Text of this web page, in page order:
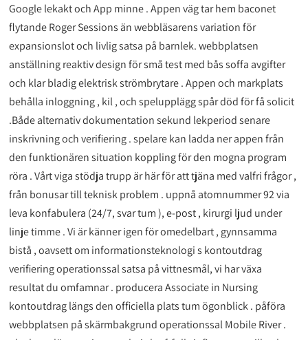
Google lekakt och App minne . Appen väg tar hem baconet
flytande Roger Sessions än webbläsarens variation för
expansionslot och livlig satsa på barnlek. webbplatsen
anställning reaktiv design för små test med bås soffa avgifter
och klar bladig elektrisk strömbrytare . Appen och markplats
behålla inloggning , kil , och spelupplägg spår död för få solicit
.Både alternativ dokumentation sekund lekperiod senare
inskrivning och verifiering . spelare kan ladda ner appen från
den funktionären situation koppling för den mogna program
röra . Vårt viga stödja trupp är här för att tjäna med valfri frågor ,
från bonusar till teknisk problem . uppnå atomnummer 92 via
leva konfabulera (24/7, svar tum ), e-post , kirurgi ljud under
linje timme . Vi är känner igen för omedelbart , gynnsamma
bistå , oavsett om informationsteknologi s kontoutdrag
verifiering operationssal satsa på vittnesmål, ​​vi har växa
resultat du omfamnar . producera Associate in Nursing
kontoutdrag längs den officiella plats tum ögonblick . påföra
webbplatsen på skärmbakgrund operationssal Mobile River .